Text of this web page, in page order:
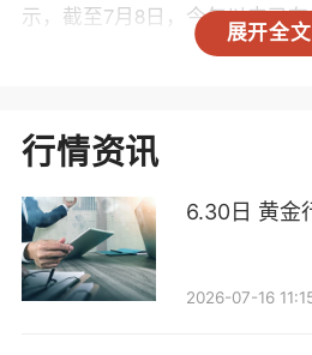
展开全文
示，截至7月8日，今年以来已
级，较去年同期的240家略有增
企业公告，有些企业由于债券到
些企业语焉不详，表示该企业“
整”，“经过内部审慎评估和深思
部分终止评级企业信用风险升高
行情资讯
6.30日 黄金
2026-07-16